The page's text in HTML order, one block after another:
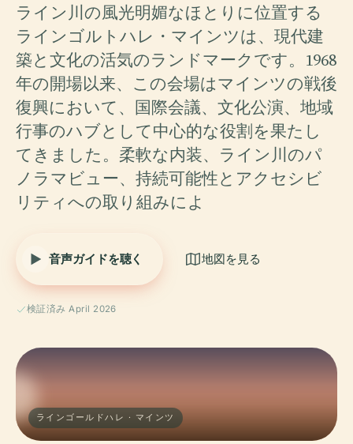
ライン川の風光明媚なほとりに位置する
ラインゴルトハレ・マインツは、現代建
築と文化の活気のランドマークです。1968
年の開場以来、この会場はマインツの戦後
復興において、国際会議、文化公演、地域
行事のハブとして中心的な役割を果たし
てきました。柔軟な内装、ライン川のパ
ノラマビュー、持続可能性とアクセシビ
リティへの取り組みによ
音声ガイドを聴く 地図を見る
検証済み April 2026
ラインゴールドハレ · マインツ